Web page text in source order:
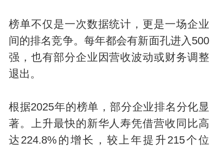
榜单不仅是一次数据统计，更是一场企业
间的排名竞争。每年都会有新面孔进入500
强，也有部分企业因营收波动或财务调整
退出。
根据2025年的榜单，部分企业排名分化显
著。上升最快的新华人寿凭借营收同比高
达224.8%的增长，较上年提升215个位